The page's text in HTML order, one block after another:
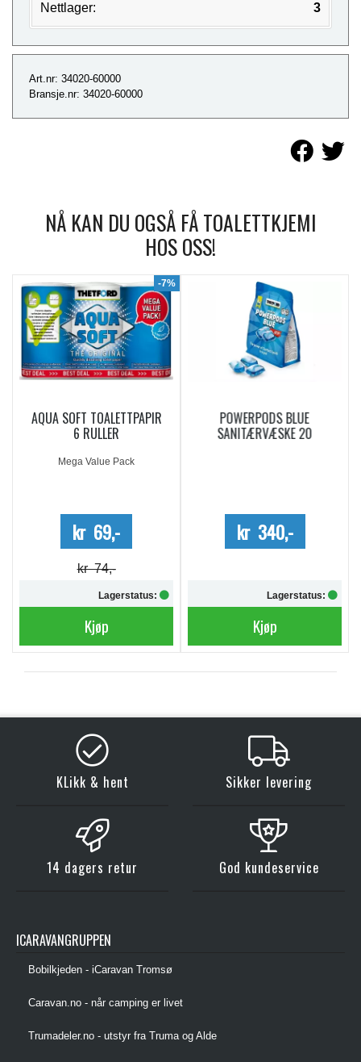
Nettlager: 3
Art.nr: 34020-60000
Bransje.nr: 34020-60000
NÅ KAN DU OGSÅ FÅ TOALETTKJEMI
HOS OSS!
-7%
AQUA SOFT TOALETTPAPIR
6 RULLER
Mega Value Pack
kr 69,-
kr 74,-
Lagerstatus:
Kjøp
POWERPODS BLUE
SANITÆRVÆSKE 20
kr 340,-
Lagerstatus:
Kjøp
KLikk & hent Sikker levering
14 dagers retur God kundeservice
ICARAVANGRUPPEN
Bobilkjeden - iCaravan Tromsø
Caravan.no - når camping er livet
Trumadeler.no - utstyr fra Truma og Alde